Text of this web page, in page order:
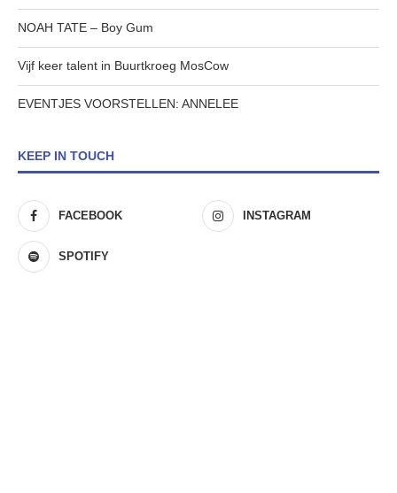
NOAH TATE – Boy Gum
Vijf keer talent in Buurtkroeg MosCow
EVENTJES VOORSTELLEN: ANNELEE
KEEP IN TOUCH
FACEBOOK INSTAGRAM
SPOTIFY